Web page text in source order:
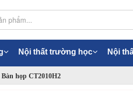
Nội thất trường học Nội
Bàn họp CT2010H2